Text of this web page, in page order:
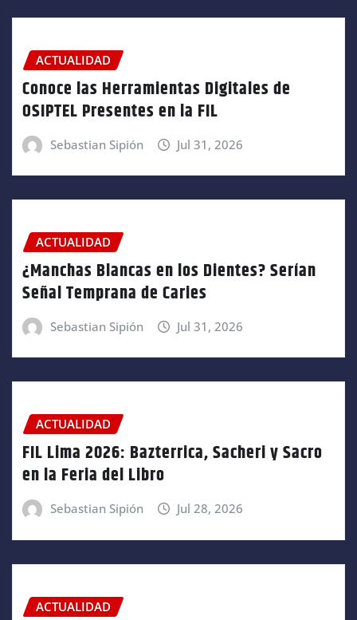
ACTUALIDAD
Conoce las Herramientas Digitales de
OSIPTEL Presentes en la FIL
Sebastian Sipión Jul 31, 2026
ACTUALIDAD
¿Manchas Blancas en los Dientes? Serían
Señal Temprana de Caries
Sebastian Sipión Jul 31, 2026
ACTUALIDAD
FIL Lima 2026: Bazterrica, Sacheri y Sacro
en la Feria del Libro
Sebastian Sipión Jul 28, 2026
ACTUALIDAD